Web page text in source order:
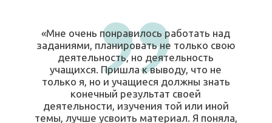
«Мне очень понравилось работать над
заданиями, планировать не только свою
деятельность, но деятельность
учащихся. Пришла к выводу, что не
только я, но и учащиеся должны знать
конечный результат своей
деятельности, изучения той или иной
темы, лучше усвоить материал. Я поняла,